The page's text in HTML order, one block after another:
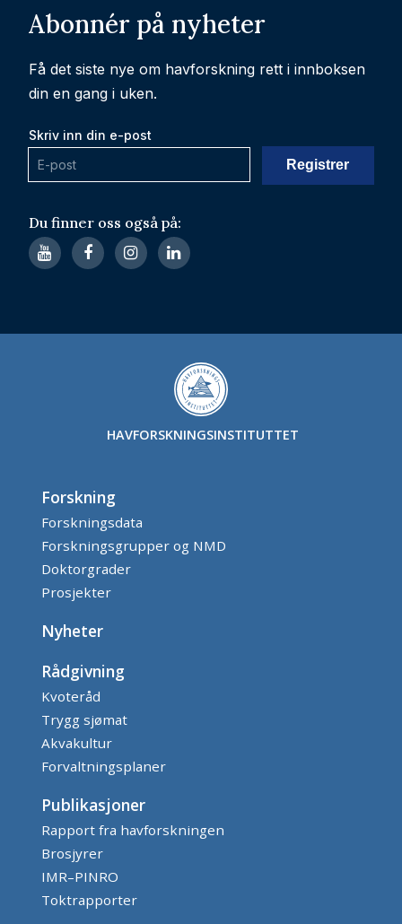
Du finner oss også på:
Abonnér på nyheter
Få det siste nye om havforskning rett i innboksen
din en gang i uken.
Skriv inn din e-post
HAVFORSKNINGSINSTITUTTET
Forskning
Forskningsdata
Forskningsgrupper og NMD
Doktorgrader
Prosjekter
Nyheter
Rådgivning
Kvoteråd
Trygg sjømat
Akvakultur
Forvaltningsplaner
Publikasjoner
Rapport fra havforskningen
Brosjyrer
IMR–PINRO
Toktrapporter